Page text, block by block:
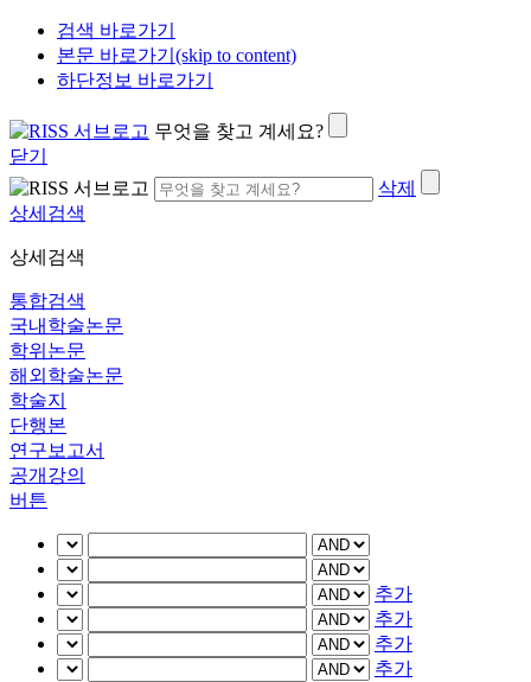
검색 바로가기
본문 바로가기(skip to content)
하단정보 바로가기
무엇을 찾고 계세요?
닫기
삭제
상세검색
상세검색
통합검색
국내학술논문
학위논문
해외학술논문
학술지
단행본
연구보고서
공개강의
버튼
추가
추가
추가
추가